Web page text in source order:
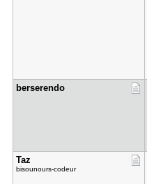
berserendo
Taz
bisounours-codeur